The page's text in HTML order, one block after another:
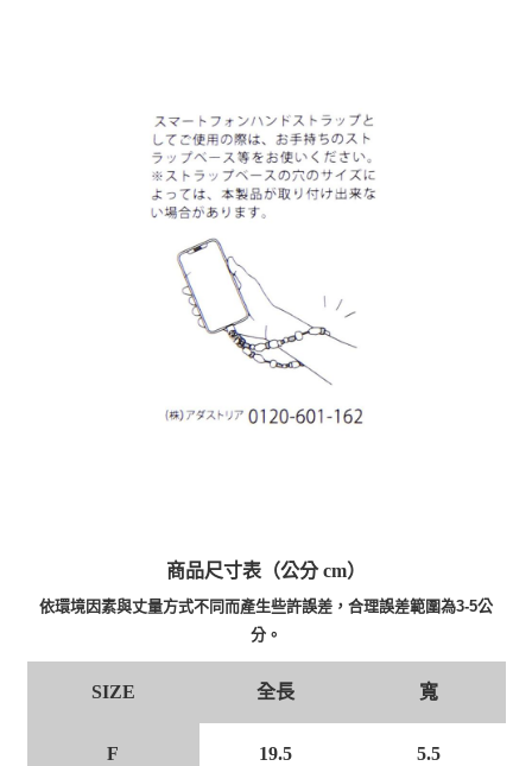
商品尺寸表（公分 cm）
依環境因素與丈量方式不同而產生些許誤差，合理誤差範圍為3-5公
分。
SIZE 全長 寬
F 19.5 5.5